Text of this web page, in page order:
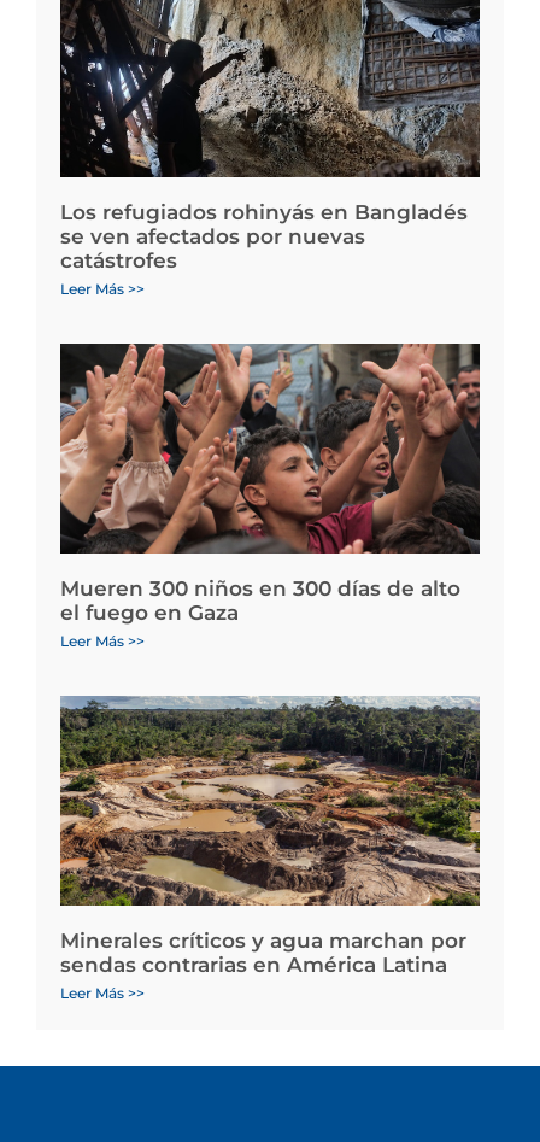
Los refugiados rohinyás en Bangladés
se ven afectados por nuevas
catástrofes
Leer Más >>
Mueren 300 niños en 300 días de alto
el fuego en Gaza
Leer Más >>
Minerales críticos y agua marchan por
sendas contrarias en América Latina
Leer Más >>